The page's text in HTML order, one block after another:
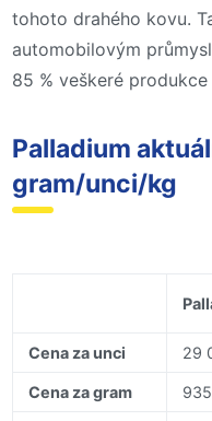
tohoto drahého kovu.
automobilovým
85 % veškeré produkce
Palladium
gram/unci/kg
Cena za unci 29
Cena za gram